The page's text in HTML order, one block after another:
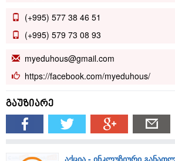
(+995) 577 38 46 51
(+995) 579 73 08 93
myeduhous@gmail.com
https://facebook.com/myeduhous/
გაუზიარე